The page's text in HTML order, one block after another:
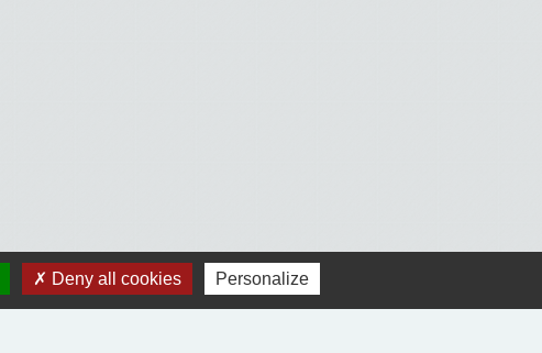
Deny all cookies Personalize